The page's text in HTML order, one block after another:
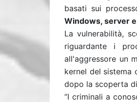
basati sui
Windows, server
La vulnerabilità,
riguardante i
all'aggressore un
kernel del sistema
dopo la scoperta di
“I criminali a